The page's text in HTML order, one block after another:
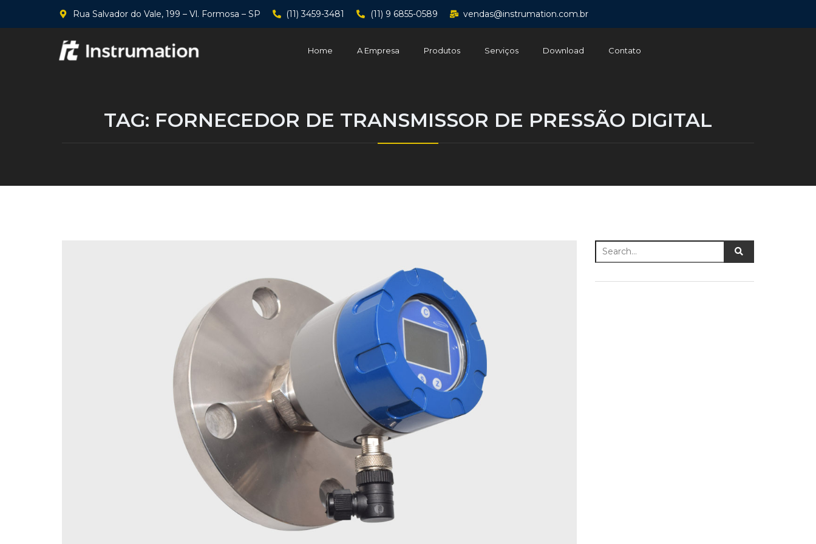
Rua Salvador do Vale, 199 – Vl. Formosa – SP (11) 3459-3481 (11) 9 6855-0589 vendas@instrumation.com.br
Home A Empresa Produtos Serviços Download Contato
TAG: FORNECEDOR DE TRANSMISSOR DE PRESSÃO DIGITAL